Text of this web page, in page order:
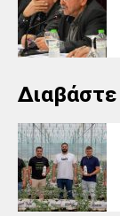
Διαβάστε